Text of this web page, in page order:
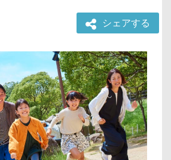
シェアする